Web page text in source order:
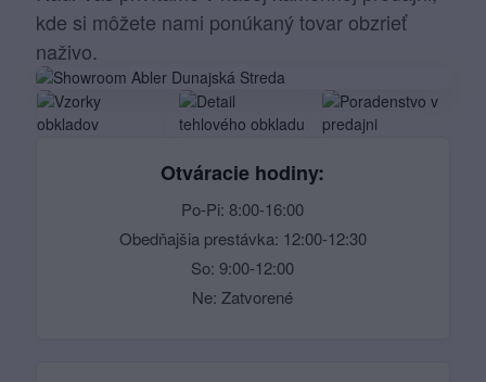
kde si môžete nami ponúkaný tovar obzrieť
naživo.
Otváracie hodiny:
Po-Pi: 8:00-16:00
Obedňajšia prestávka: 12:00-12:30
So: 9:00-12:00
Ne: Zatvorené